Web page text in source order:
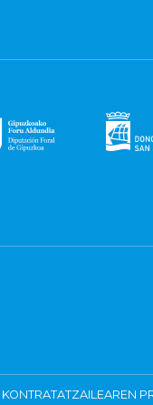
KONTRATATZAILEAREN